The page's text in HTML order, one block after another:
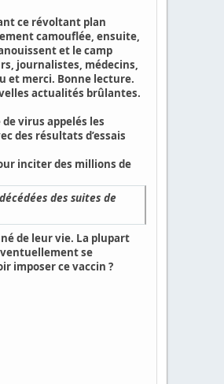
ce révoltant plan
camouflée, ensuite,
et le camp
journalistes, médecins,
et merci. Bonne lecture.
actualités brûlantes.
virus appelés les
des résultats d’essais
inciter des millions de
des suites de
de leur vie. La plupart
se
imposer ce vaccin ?